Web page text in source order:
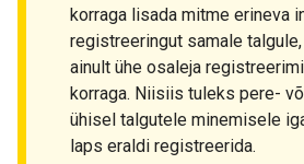
korraga lisada mitme erineva
registreeringut samale
ainult ühe osaleja
korraga. Niisiis tuleks pere-
ühisel talgutele minemisele
laps eraldi registreerida.